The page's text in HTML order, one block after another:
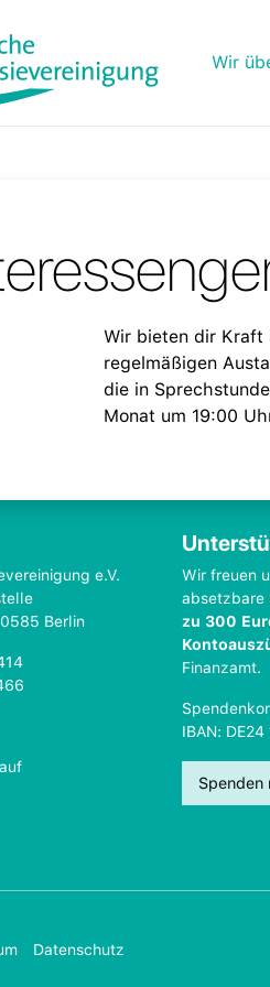
Wir
Wir bieten dir Kraft
regelmäßigen
die in
Monat um 19:00
e.V.
Berlin
Wir freuen
absetzbare
zu 300
Finanzamt.
IBAN:
Spenden
Datenschutz